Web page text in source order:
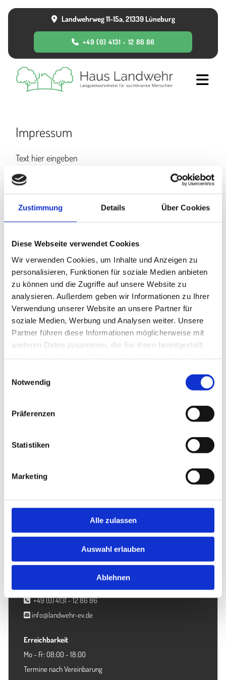
Zustimmung Details Über Cookies
Diese Webseite verwendet Cookies
Wir verwenden Cookies, um Inhalte und Anzeigen zu
personalisieren, Funktionen für soziale Medien anbieten
zu können und die Zugriffe auf unsere Website zu
analysieren. Außerdem geben wir Informationen zu Ihrer
Verwendung unserer Website an unsere Partner für
soziale Medien, Werbung und Analysen weiter. Unsere
Partner führen diese Informationen möglicherweise mit
weiteren Daten zusammen, die Sie ihnen bereitgestellt
Notwendig
Präferenzen
Statistiken
Marketing
Alle zulassen
Auswahl erlauben
Ablehnen
 Landwehrweg 11-15a, 21339 Lüneburg
+49 (0) 4131 - 12 86 86
Impressum
Text hier eingeben
 +49 (0) 4131 - 12 86 86
info@landwehr-ev.de
Bianca Lohmeyer (1. Vorsitzende / Geschäftsführung)
Nico Hirth (2. Vorsitzender / Schatzmeister)
Daniel Wascher (3. Vorsitzender / Schriftführer)
Registereintrag:
Eintragung im Vereinsregister.
Registergericht: Amtsgericht Lüneburg
Bildnachweis:
Heise Home­pages |
Landwehr e. V.
21339 Lüneburg
 +49 (0) 4131 - 12 86 86
 info@landwehr-ev.de
Erreichbarkeit
Mo - Fr: 08:00 - 18:00
Termine nach Vereinbarung